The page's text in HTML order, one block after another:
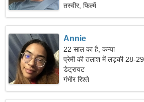
तस्वीर, फिल्में
Annie
22 साल का है, कन्या
प्रेमी की तलाश में लड़की 28-29
डेट्रायट
गंभीर रिश्ते